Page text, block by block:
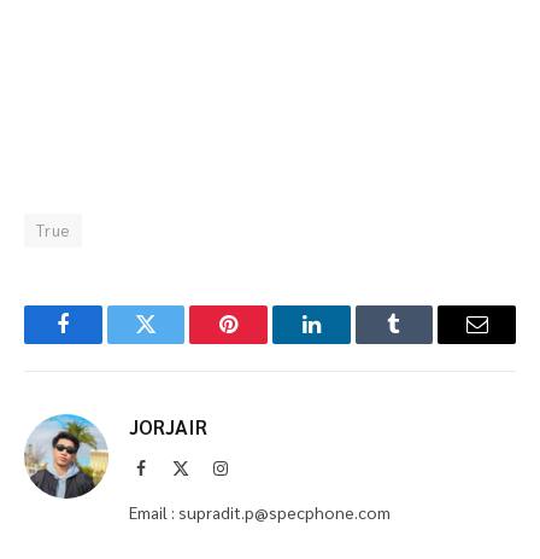
True
FacebookTwitter Pinterest LinkedInTumblr Email
JORJAIR
Facebook Instagram
Email : supradit.p@specphone.com